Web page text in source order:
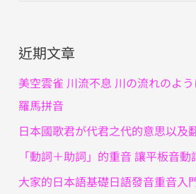
尋
鍵
字
:
近期文章
美空雲雀 川流不息 川の流れのよ
羅馬拼音
日本國歌君が代君之代的意思以及
「動詞＋助詞」的重音 讓平板音
大家的日本語基礎日語發音重音入